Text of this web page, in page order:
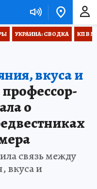
УКРАИНА: СВОДКА КП В
вкуса и
профессор-
о
связь между
вкуса и